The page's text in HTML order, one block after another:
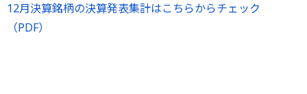
12月決算銘柄の決算発表集計はこちらからチェック
（PDF）